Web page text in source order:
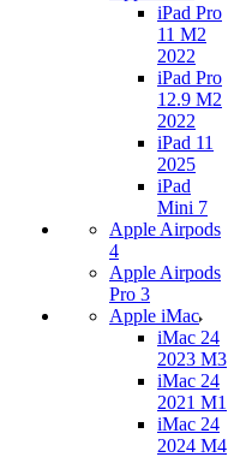
iPad Pro
11 M2
2022
iPad Pro
12.9 M2
2022
iPad 11
2025
iPad
Mini 7
Apple Airpods
4
Apple Airpods
Pro 3
Apple iMac
iMac 24
2023 M3
iMac 24
2021 M1
iMac 24
2024 M4